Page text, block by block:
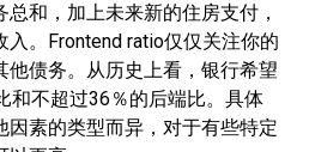
和，加上未来新的住房支付，
。Frontend ratio仅仅关注你的
他债务。从历史上看，银行希望
和不超过36％的后端比。具体
因素的类型而异，对于有些特定